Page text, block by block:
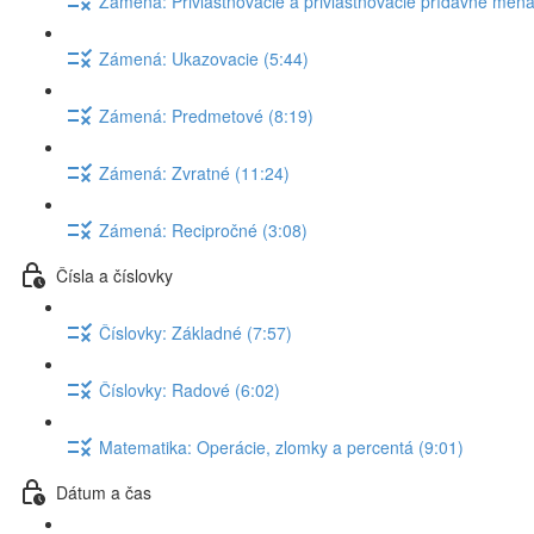
Zámená: Ukazovacie (5:44)
Zámená: Predmetové (8:19)
Zámená: Zvratné (11:24)
Zámená: Recipročné (3:08)
Čísla a číslovky
Číslovky: Základné (7:57)
Číslovky: Radové (6:02)
Matematika: Operácie, zlomky a percentá (9:01)
Dátum a čas